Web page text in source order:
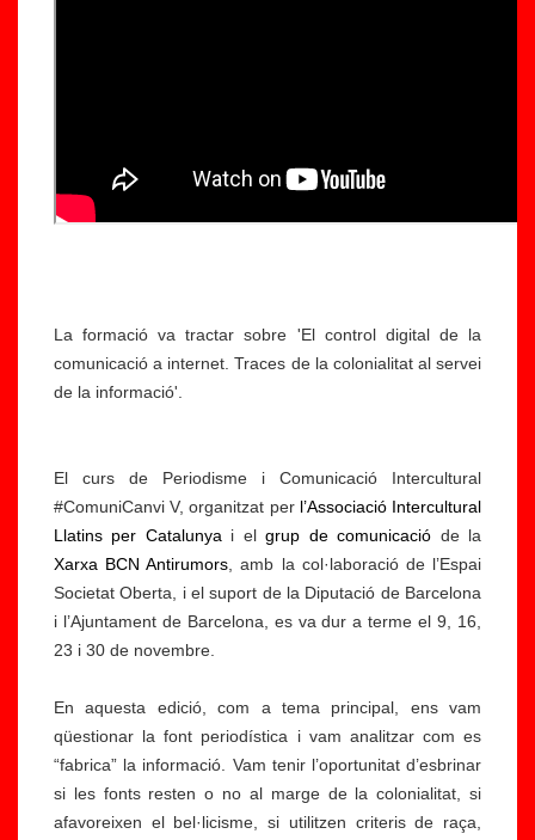
La formació va tractar sobre 'El control digital de la
comunicació a internet. Traces de la colonialitat al servei
de la informació'.
El curs de Periodisme i Comunicació Intercultural
#ComuniCanvi V, organitzat per l’Associació Intercultural
Llatins per Catalunya i elgrup de comunicació de la
Xarxa BCN Antirumors , amb la col·laboració de l’Espai
Societat Oberta, i el suport de la Diputació de Barcelona
i l’Ajuntament de Barcelona, es va dur a terme el 9, 16,
23 i 30 de novembre.
En aquesta edició, com a tema principal, ens vam
qüestionar la font periodística i vam analitzar com es
“fabrica” la informació. Vam tenir l’oportunitat d’esbrinar
si les fonts resten o no al marge de la colonialitat, si
afavoreixen el bel·licisme, si utilitzen criteris de raça,